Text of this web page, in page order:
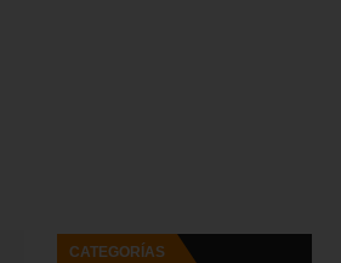
CATEGORÍAS